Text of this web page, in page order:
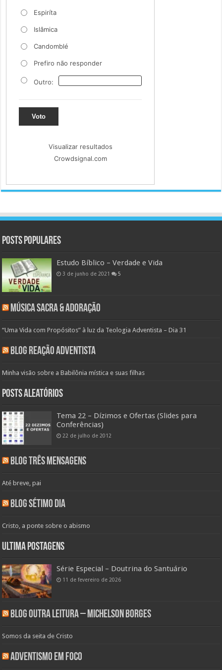
Espiríta
Islâmica
Candomblé
Prefiro não responder
Outro:
Voto
Visualizar resultados
Crowdsignal.com
Posts populares
Estudo Bíblico – Verdade e Vida
3 de junho de 2021 5
Música Sacra & Adoração
“Uma Vida com Propósitos” à luz da Teologia Adventista – Dia 31
Blog Reação Adventista
Minha visão sobre a Babilônia mística e suas filhas
Posts aleatórios
Tema 22 – Dízimos e Ofertas (Slides para
Conferências)
22 de julho de 2012
Blog Três Mensagens
Até breve, pai
Blog Sétimo Dia
Cristo, a ponte sobre o abismo
Ultima Postagens
Série Especial – Doutrina do Santuário
11 de fevereiro de 2026
Blog Outra Leitura – Michelson Borges
Somos da seita de Cristo
Adventismo em Foco